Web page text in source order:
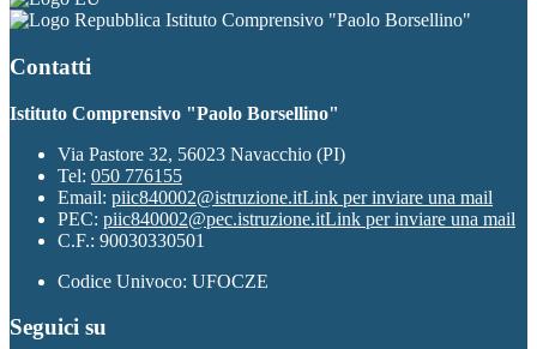
Istituto Comprensivo "Paolo Borsellino"
Contatti
Istituto Comprensivo "Paolo Borsellino"
Via Pastore 32, 56023 Navacchio (PI)
Tel: 050 776155
Email: piic840002@istruzione.itLink per inviare una mail
PEC: piic840002@pec.istruzione.itLink per inviare una mail
C.F.: 90030330501
Codice Univoco: UFOCZE
Seguici su